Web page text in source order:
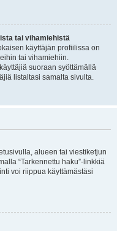
tai vihamiehistä
käyttäjän profiilissa on
tai vihamiehiin.
suoraan syöttämällä
listaltasi samalta sivulta.
alueen tai viestiketjun
“Tarkennettu haku”-linkkiä
voi riippua käyttämästäsi